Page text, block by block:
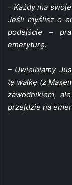
– Każdy ma
Jeśli myślisz o
podejście –
emeryturę.
– Uwielbiamy
tę walkę (z
zawodnikiem,
przejdzie na